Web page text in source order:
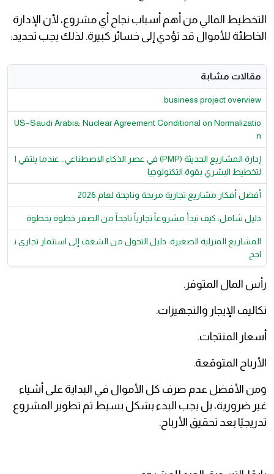
التخطيط المالي من أهم أسباب نجاح أي مشروع، لأن الإدارة
الخاطئة للأموال قد تؤدي إلى خسائر كبيرة. لذلك يجب تحديد:
مقالات مشابة
business project overview
US–Saudi Arabia: Nuclear Agreement Conditional on Normalizatio
n
إدارة المشاريع الحديثة (PMP) في عصر الذكاء الاصطناعي.. عندما يلتقي ا
لتخطيط البشري بقوة التكنولوجيا
أفضل أفكار مشاريع تجارية مربحة وناجحة لعام 2026
دليل شامل: كيف تبدأ مشروعاً تجارياً ناجحاً من الصفر خطوة بخطوة
المشاريع المنزلية الصغيرة: دليل التحول من الشغف إلى استثمار تجاري ن
اجح
رأس المال المتوفر.
تكاليف الإيجار والتجهيزات.
أسعار المنتجات.
الأرباح المتوقعة.
ومن الأفضل عدم صرف كل الأموال في البداية على أشياء
غير ضرورية، بل يجب البدء بشكل بسيط ثم تطوير المشروع
تدريجيًا بعد تحقيق الأرباح.